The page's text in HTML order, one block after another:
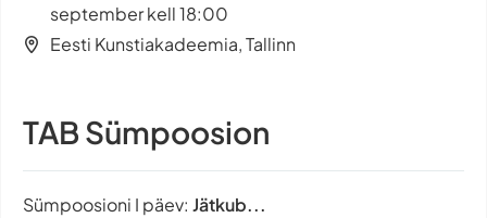
september kell 18:00
Eesti Kunstiakadeemia, Tallinn
TAB Sümpoosion
Sümpoosioni I päev: Jätkub...